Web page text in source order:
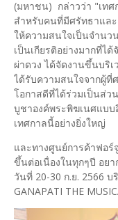
(มหาชน) กล่าวว่า "เท
สำหรับคนที่มีศรัทธาแล
ให้ความสนใจเป็นจำน
เป็นเกียรติอย่างมากที่ไ
ผ่าดวง ได้จัดงานขึ้นบริ
ได้รับความสนใจจากผู้ที่
โอกาสดีที่ได้ร่วมเป็นส่
บูชาองค์พระพิฆเนศแบ
เทศกาลนี้อย่างยิ่งใหญ่
และทางศูนย์การค้าฟอ
ขึ้นต่อเนื่องในทุกๆปี อย
วันที่ 20-30 ก.ย. 2566
GANAPATI THE